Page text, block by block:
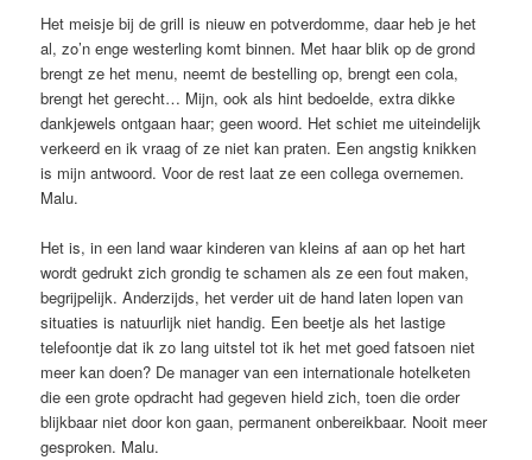
Het meisje bij de grill is nieuw en potverdomme, daar heb je het
al, zo’n enge westerling komt binnen. Met haar blik op de grond
brengt ze het menu, neemt de bestelling op, brengt een cola,
brengt het gerecht… Mijn, ook als hint bedoelde, extra dikke
dankjewels ontgaan haar; geen woord. Het schiet me uiteindelijk
verkeerd en ik vraag of ze niet kan praten. Een angstig knikken
is mijn antwoord. Voor de rest laat ze een collega overnemen.
Malu.
Het is, in een land waar kinderen van kleins af aan op het hart
wordt gedrukt zich grondig te schamen als ze een fout maken,
begrijpelijk. Anderzijds, het verder uit de hand laten lopen van
situaties is natuurlijk niet handig. Een beetje als het lastige
telefoontje dat ik zo lang uitstel tot ik het met goed fatsoen niet
meer kan doen? De manager van een internationale hotelketen
die een grote opdracht had gegeven hield zich, toen die order
blijkbaar niet door kon gaan, permanent onbereikbaar. Nooit meer
gesproken. Malu.